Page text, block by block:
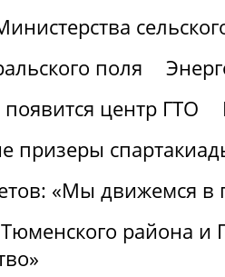
поля
центр ГТО
«Мы движемся в
района и